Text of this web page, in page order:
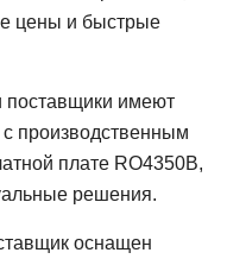
цены и быстрые
имеют
производственным
плате RO4350B,
решения.
оснащен